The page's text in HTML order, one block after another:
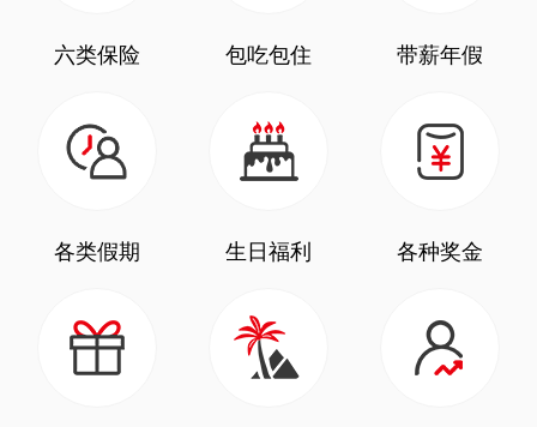
六类保险 包吃包住 带薪年假
各类假期 生日福利 各种奖金